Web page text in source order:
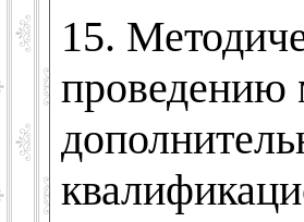
15.
проведению